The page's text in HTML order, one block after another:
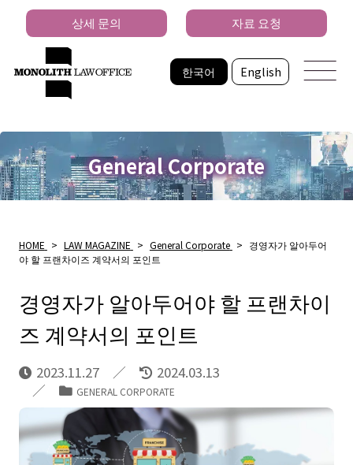
한국어 English
상세 문의 자료 요청
General Corporate
HOME > LAW MAGAZINE > General Corporate > 경영자가 알아두어
야 할 프랜차이즈 계약서의 포인트
경영자가 알아두어야 할 프랜차이
즈 계약서의 포인트
2023.11.27 2024.03.13
GENERAL CORPORATE